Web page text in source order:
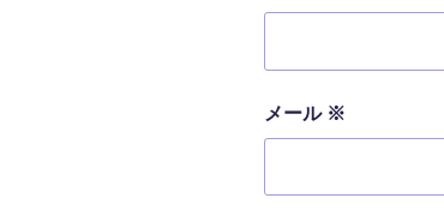
メール ※